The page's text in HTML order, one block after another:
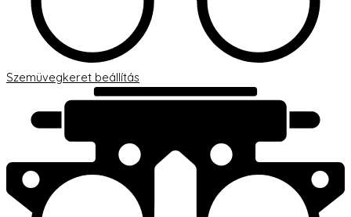
Szemüvegkeret beállítás